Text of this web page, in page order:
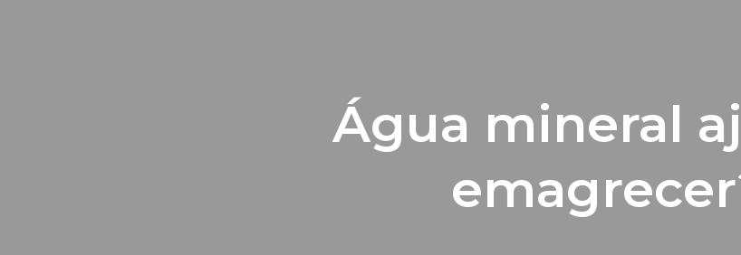
Água mineral